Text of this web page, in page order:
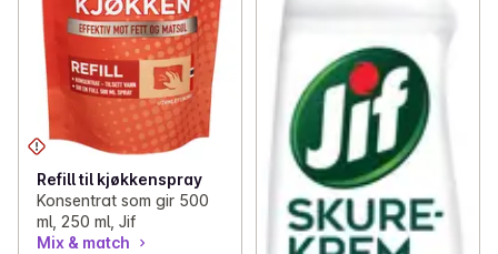
Refill til kjøkkenspray
Konsentrat som gir 500
ml, 250 ml, Jif
Mix & match